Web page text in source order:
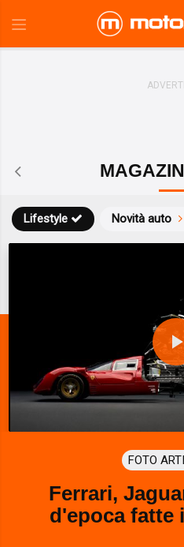
Novità auto
Lifestyle
l
FOTO
Ferrari,
d'epoca fatte